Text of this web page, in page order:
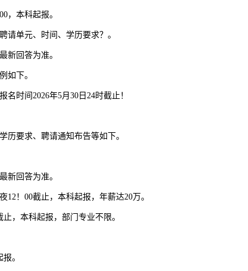
，本科起报。
单元、时间、学历要求？。
回答为准。
如下。
时间2026年5月30日24时截止！
要求、聘请通知布告等如下。
回答为准。
！00截止，本科起报，年薪达20万。
，本科起报，部门专业不限。
。